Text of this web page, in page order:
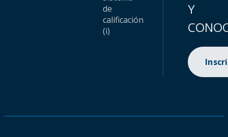
de
calificación
(i)
Y